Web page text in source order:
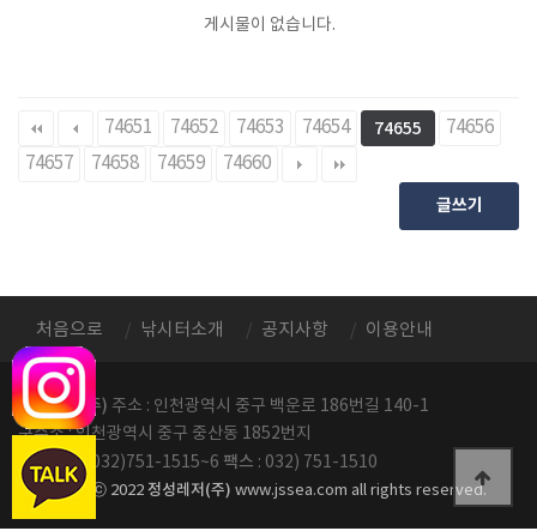
게시물이 없습니다.
74651 74652 74653 74654 74655
74656
74657
74658 74659 74660
글쓰기
처음으로 낚시터소개 공지사항 이용안내
정성레저(주) 주소 : 인천광역시 중구 백운로 186번길 140-1
구주소 : 인천광역시 중구 중산동 1852번지
전화번호: 032)751-1515~6 팩스 : 032) 751-1510
copyright ⓒ 2022 정성레저(주) www.jssea.com all rights reserved.